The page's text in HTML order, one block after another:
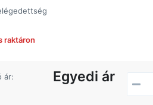
raktáron
ár: Egyedi ár